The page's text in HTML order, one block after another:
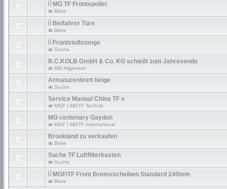
MG TF Frontspoiler
in Biete
Beifahrer Türe
in Biete
Frontstoßstange
in Suche
B.C.KOLB GmbH & Co. KG schießt zum Jahresende
in MG Allgemein
Armaturenbrett beige
in Suche
Service Manual China TF s
in MGF | MGTF Technik
MG centenary Gaydon
in MGF | MGTF International
Brookland zu verkaufen
in Biete
Suche TF Luftfilterkasten
in Suche
MGF/TF Front Bremsscheiben Standard 240mm
in Biete